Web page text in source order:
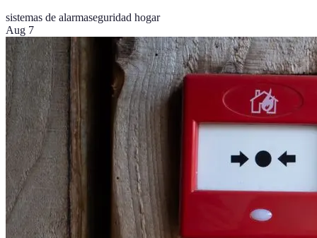
sistemas de alarmaseguridad hogar
Aug 7